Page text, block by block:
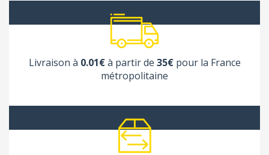
Livraison à 0.01€à partir de 35€pour la France
métropolitaine